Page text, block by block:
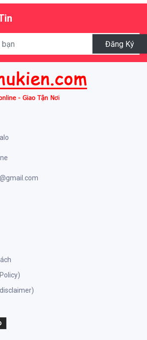
Đăng Ký